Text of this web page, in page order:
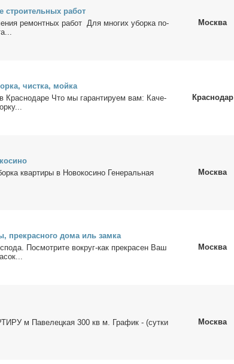
стро­и­тель­ных ра­бот
ре­монт­ных ра­бот Для мно­гих убор­ка по­
Москва
чист­ка, мой­ка
Крас­но­да­ре Что мы га­ран­ти­ру­ем вам: Ка­че­
Краснодар
квар­ти­ры в Но­во­ко­си­но Ге­не­раль­ная
Москва
пре­крас­но­го до­ма иль зам­ка
По­смот­ри­те во­круг-как пре­кра­сен Ваш
Москва
м Па­ве­лец­кая 300 кв м. Гра­фик - (сут­ки
Москва